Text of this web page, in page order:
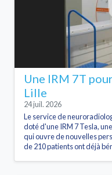
Une IRM 7T
Lille
24 juil. 2026
Le service de
doté d'une IRM 7 Tesla,
qui ouvre de nouvelles
de 210 patients ont déjà